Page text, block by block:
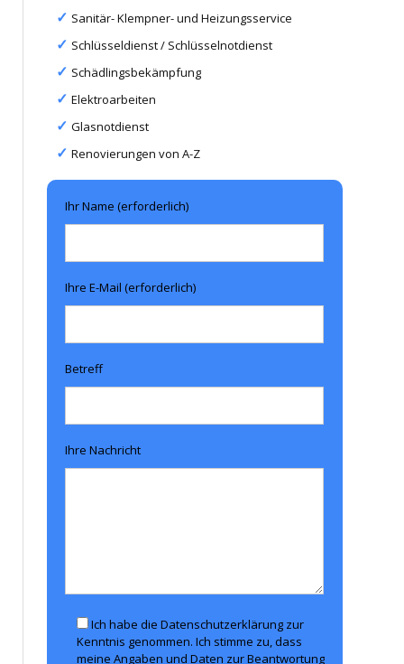
Sanitär- Klempner- und Heizungsservice
Schlüsseldienst / Schlüsselnotdienst
Schädlingsbekämpfung
Elektroarbeiten
Glasnotdienst
Renovierungen von A-Z
Ihr Name (erforderlich)
Ihre E-Mail (erforderlich)
Betreff
Ihre Nachricht
Ich habe die Datenschutzerklärung zur
Kenntnis genommen. Ich stimme zu, dass
meine Angaben und Daten zur Beantwortung